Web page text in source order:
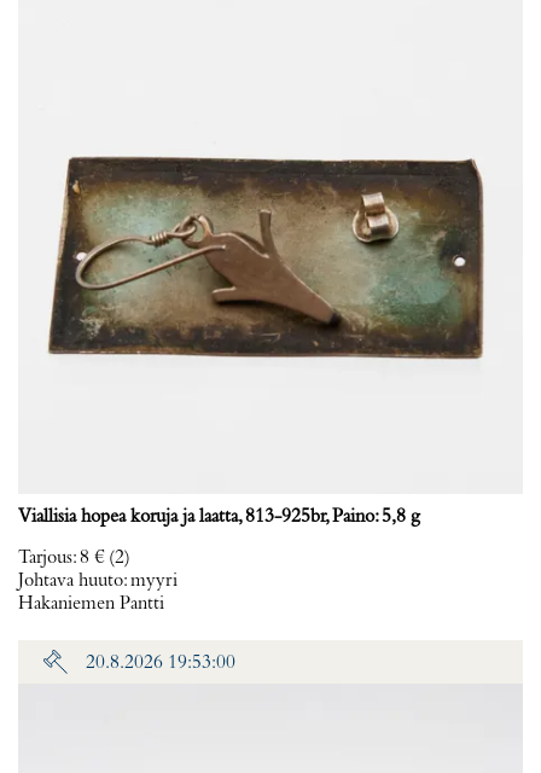
Viallisia hopea koruja ja laatta, 813-925br, Paino: 5,8 g
Tarjous:8 € (2)
Johtava huuto:myyri
Hakaniemen Pantti
20.8.2026 19:53:00